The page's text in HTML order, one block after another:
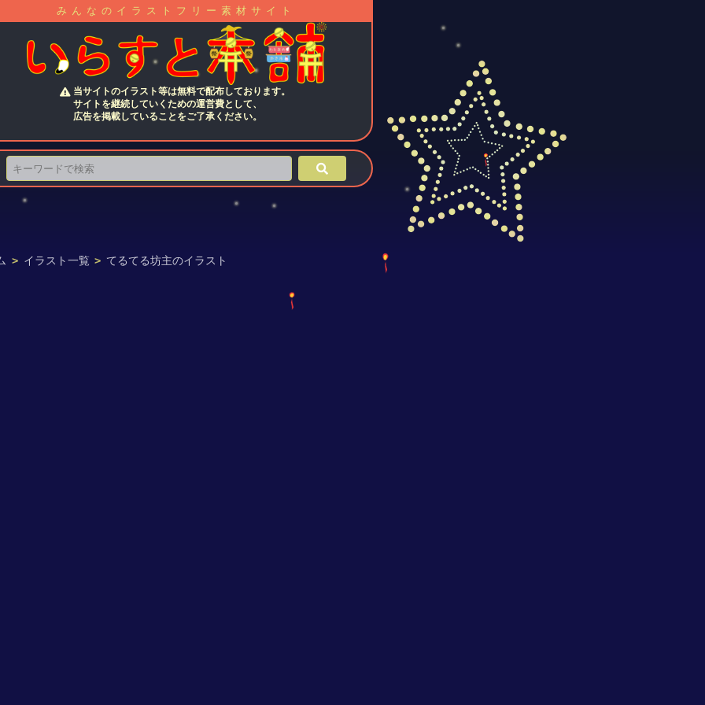
みんなのイラストフリー素材サイト
当サイトのイラスト等は無料で配布しております。
サイトを継続していくための運営費として、
広告を掲載していることをご了承ください。
> イラスト一覧 > てるてる坊主のイラスト